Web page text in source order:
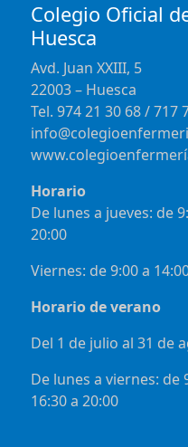
Colegio Oficial
Huesca
Avd. Juan XXIII, 5
22003 – Huesca
Tel. 974 21 30 68 / 717
Horario
De lunes a jueves: de
20:00
Viernes: de 9:00 a
Horario de verano
Del 1 de julio al 31 de
De lunes a viernes: de
16:30 a 20:00